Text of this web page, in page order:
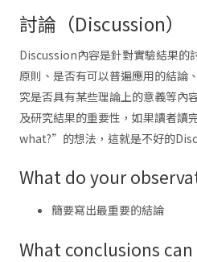
討論（Discussion）
Discussion內容是針對實驗結果的
原則、是否有可以普遍應用的結論
究是否具有某些理論上的意義等內
及研究結果的重要性，如果讀者讀
what?”的想法，這就是不好的
What do your
簡要寫出最重要的結論
What conclusions